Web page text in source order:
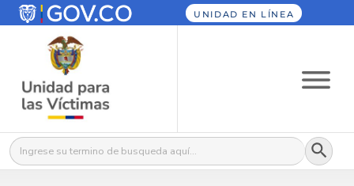
UNIDAD EN LÍNEA
Buscar: Botón